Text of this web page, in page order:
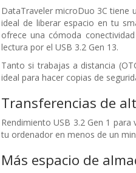
DataTraveler microDuo 3C tiene
ideal de liberar espacio en tu
ofrece una cómoda
lectura por el USB 3.2 Gen 13.
Tanto si trabajas a distancia
ideal para hacer copias de
Transferencias de
Rendimiento USB 3.2 Gen 1
tu ordenador en menos de un
Más espacio de